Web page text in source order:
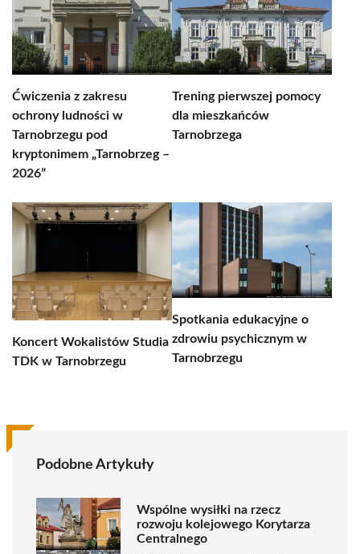
Ćwiczenia z zakresu
ochrony ludności w
Tarnobrzegu pod
kryptonimem „Tarnobrzeg –
2026”
Trening pierwszej pomocy
dla mieszkańców
Tarnobrzega
Koncert Wokalistów Studia
TDK w Tarnobrzegu
Spotkania edukacyjne o
zdrowiu psychicznym w
Tarnobrzegu
Podobne Artykuły
Wspólne wysiłki na rzecz
rozwoju kolejowego Korytarza
Centralnego